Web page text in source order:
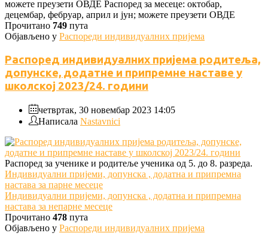
можете преузети ОВДЕ Распоред за месеце: октобар,
децембар, фебруар, април и јун; можете преузети ОВДЕ
Прочитано 749 пута
Објављено у Распореди индивидуалних пријема
Распоред индивидуалних пријема родитеља,
допунске, додатне и припремне наставе у
школској 2023/24. години
четвртак, 30 новембар 2023 14:05
Написала Nastavnici
Распоред за ученике и родитеље ученика од 5. до 8. разреда.
Индивидуални пријеми, допунска , додатна и припремна
настава за парне месеце
Индивидуални пријеми, допунска , додатна и припремна
настава за непарне месеце
Прочитано 478 пута
Објављено у Распореди индивидуалних пријема